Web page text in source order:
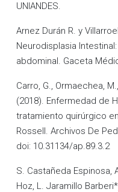
UNIANDES.
Arnez Durán R. y
Neurodisplasia
abdominal. Gaceta
Carro, G., Ormaechea,
(2018). Enfermedad de
tratamiento quirúrgico
Rossell. Archivos De
doi: 10.31134/ap.89.3.2
S. Castañeda Espinosa,
Hoz, L. Jaramillo